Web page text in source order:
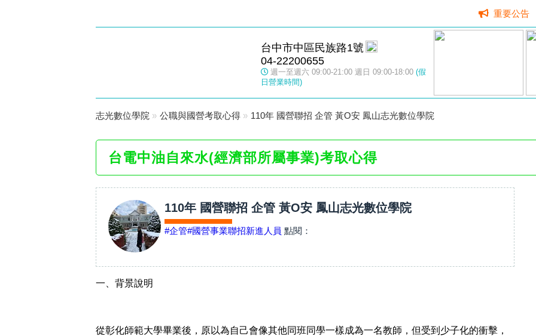
重要公告
台中市中區民族路1號
04-22200655
週一至週六 09:00-21:00 週日 09:00-18:00 (假
日營業時間)
志光數位學院 » 公職與國營考取心得 » 110年 國營聯招 企管 黃O安 鳳山志光數位學院
台電中油自來水(經濟部所屬事業)考取心得
110年 國營聯招 企管 黃O安 鳳山志光數位學院
#企管#國營事業聯招新進人員 點閱：
一、背景說明
從彰化師範大學畢業後，原以為自己會像其他同班同學一樣成為一名教師，但受到少子化的衝擊，